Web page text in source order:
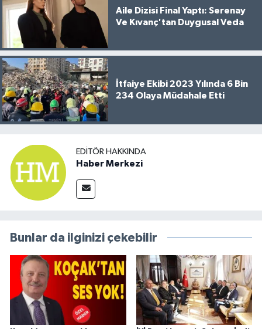
Aile Dizisi Final Yaptı: Serenay
Ve Kıvanç'tan Duygusal Veda
İtfaiye Ekibi 2023 Yılında 6 Bin
234 Olaya Müdahale Etti
EDITÖR HAKKINDA
Haber Merkezi
Bunlar da ilginizi çekebilir